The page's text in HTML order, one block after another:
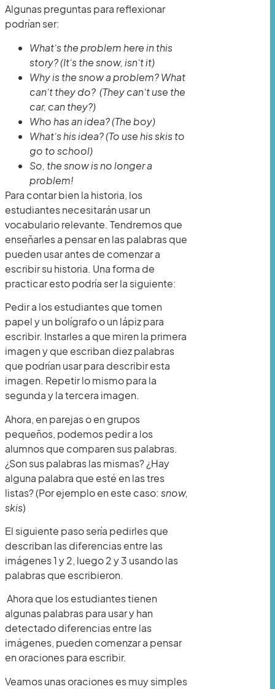
Algunas preguntas para reflexionar
podrían ser:
What’s the problem here in this
story? (It’s the snow, isn’t it)
Why is the snow a problem? What
can’t they do? (They can’t use the
car, can they?)
Who has an idea? (The boy)
What’s his idea? (To use his skis to
go to school)
So, the snow is no longer a
problem!
Para contar bien la historia, los
estudiantes necesitarán usar un
vocabulario relevante. Tendremos que
enseñarles a pensar en las palabras que
pueden usar antes de comenzar a
escribir su historia. Una forma de
practicar esto podría ser la siguiente:
Pedir a los estudiantes que tomen
papel y un bolígrafo o un lápiz para
escribir. Instarles a que miren la primera
imagen y que escriban diez palabras
que podrían usar para describir esta
imagen. Repetir lo mismo para la
segunda y la tercera imagen.
Ahora, en parejas o en grupos
pequeños, podemos pedir a los
alumnos que comparen sus palabras.
¿Son sus palabras las mismas? ¿Hay
alguna palabra que esté en las tres
listas? (Por ejemplo en este caso: snow,
skis)
El siguiente paso sería pedirles que
describan las diferencias entre las
imágenes 1 y 2, luego 2 y 3 usando las
palabras que escribieron.
Ahora que los estudiantes tienen
algunas palabras para usar y han
detectado diferencias entre las
imágenes, pueden comenzar a pensar
en oraciones para escribir.
Veamos unas oraciones es muy simples